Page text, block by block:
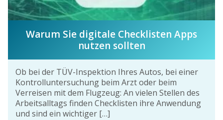
Warum Sie digitale Checklisten Apps
nutzen sollten
Ob bei der TÜV-Inspektion Ihres Autos, bei einer
Kontrolluntersuchung beim Arzt oder beim
Verreisen mit dem Flugzeug: An vielen Stellen des
Arbeitsalltags finden Checklisten ihre Anwendung
und sind ein wichtiger […]